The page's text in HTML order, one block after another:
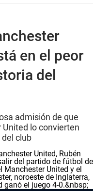
en el peor
del
admisión de que
lo convierten
club